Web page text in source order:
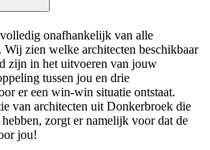
onafhankelijk van alle
zien welke architecten beschikbaar
zijn in het uitvoeren van jouw
tussen jou en drie
er een win-win situatie ontstaat.
van architecten uit Donkerbroek die
zorgt er namelijk voor dat de
jou!